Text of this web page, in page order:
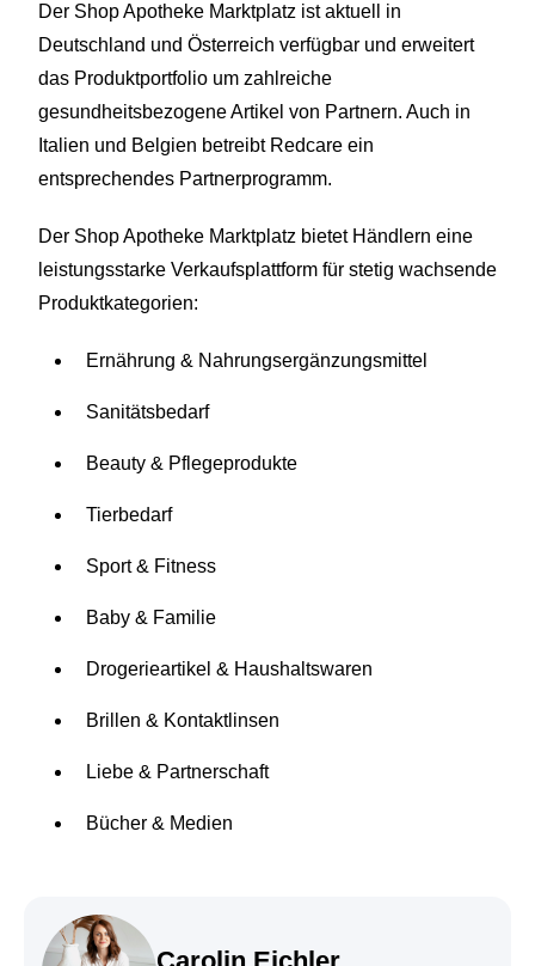
Der Shop Apotheke Marktplatz ist aktuell in
Deutschland und Österreich verfügbar und erweitert
das Produktportfolio um zahlreiche
gesundheitsbezogene Artikel von Partnern. Auch in
Italien und Belgien betreibt Redcare ein
entsprechendes Partnerprogramm.
Der Shop Apotheke Marktplatz bietet Händlern eine
leistungsstarke Verkaufsplattform für stetig wachsende
Produktkategorien:
Ernährung & Nahrungsergänzungsmittel
Sanitätsbedarf
Beauty & Pflegeprodukte
Tierbedarf
Sport & Fitness
Baby & Familie
Drogerieartikel & Haushaltswaren
Brillen & Kontaktlinsen
Liebe & Partnerschaft
Bücher & Medien
Carolin Eichler